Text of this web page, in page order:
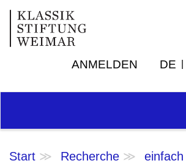
ANMELDEN DE
Start Recherche
einfach